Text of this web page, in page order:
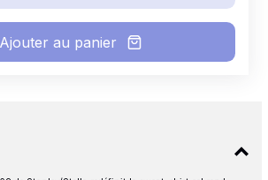
Ajouter au panier
produits